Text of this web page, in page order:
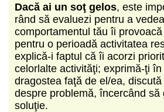
Dacă ai un soţ gelos, este
rând să evaluezi pentru a
comportamentul tău îi
pentru o perioadă activitatea
explică-i faptul că îi acorzi
celorlalte activităţi; exprimă-ţi
dragostea faţă de el/ea,
despre problemă, încercând să
soluţie.